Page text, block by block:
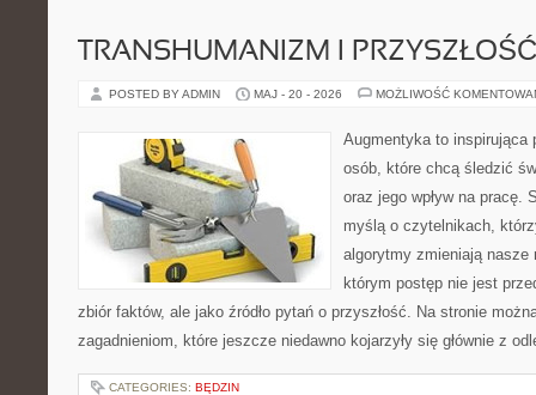
TRANSHUMANIZM I
POSTED BY ADMIN MAJ - 20 - 2026 MOŻLIWOŚĆ
Augmentyka to inspirująca
osób, które chcą śledzić
oraz jego wpływ na pracę.
myślą o czytelnikach,
algorytmy zmieniają nasze
którym postęp nie jest
zbiór faktów, ale jako źródło pytań o przyszłość. Na stronie
zagadnieniom, które jeszcze niedawno kojarzyły się głównie z
CATEGORIES: BĘDZIN